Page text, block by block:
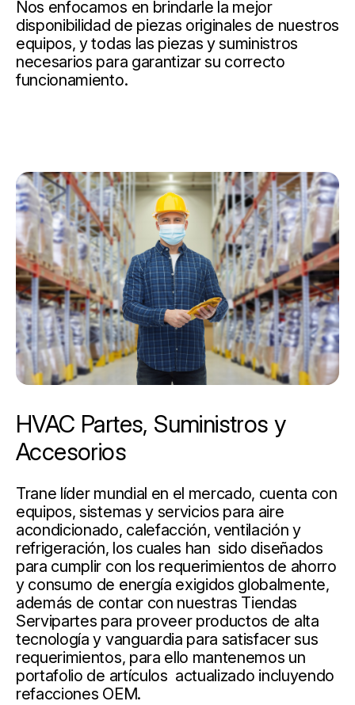
Nos enfocamos en brindarle la mejor
disponibilidad de piezas originales de nuestros
equipos, y todas las piezas y suministros
necesarios para garantizar su correcto
funcionamiento.
HVAC Partes, Suministros y
Accesorios
Trane líder mundial en el mercado, cuenta con
equipos, sistemas y servicios para aire
acondicionado, calefacción, ventilación y
refrigeración, los cuales han sido diseñados
para cumplir con los requerimientos de ahorro
y consumo de energía exigidos globalmente,
además de contar con nuestras Tiendas
Servipartes para proveer productos de alta
tecnología y vanguardia para satisfacer sus
requerimientos, para ello mantenemos un
portafolio de artículos actualizado incluyendo
refacciones OEM.